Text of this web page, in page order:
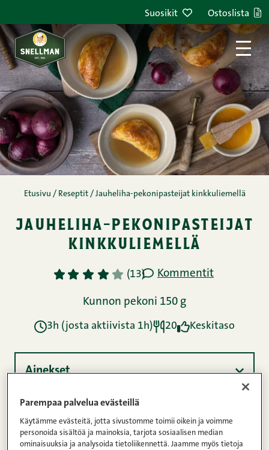
Suosikit Ostoslista
Etusivu / Reseptit / Jauheliha-pekonipasteijat kinkkuliemellä
jauheliha-pekonipasteijat
kinkkuliemellä
1 2 3 4 5 (13) Kommentit
Kunnon pekoni 150 g
3h (josta aktiivista 1h) 20 Keskitaso
Ainekset
Ohje
Parempaa palvelua evästeillä
Käytämme evästeitä, jotta sivustomme toimii oikein ja voimme
personoida sisältöä ja mainoksia, tarjota sosiaalisen median
ominaisuuksia ja analysoida tietoliikennettä. Jaamme myös tietoja